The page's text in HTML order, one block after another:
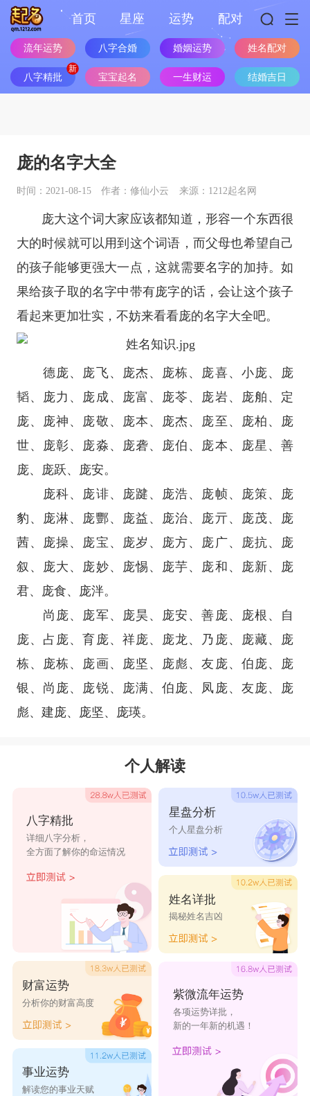
首页 星座 运势 配对
流年运势 八字合婚 婚姻运势 姓名配对
八字精批 宝宝起名 一生财运 结婚吉日
庞的名字大全
时间：2021-08-15 作者：修仙小云 来源：1212起名网
庞大这个词大家应该都知道，形容一个东西很
大的时候就可以用到这个词语，而父母也希望自己
的孩子能够更强大一点，这就需要名字的加持。如
果给孩子取的名字中带有庞字的话，会让这个孩子
看起来更加壮实，不妨来看看庞的名字大全吧。
德庞、庞飞、庞杰、庞栋、庞喜、小庞、庞
韬、庞力、庞成、庞富、庞苓、庞岩、庞舶、定
庞、庞神、庞敬、庞本、庞杰、庞至、庞柏、庞
世、庞彰、庞淼、庞砻、庞伯、庞本、庞星、善
庞、庞跃、庞安。
庞科、庞诽、庞踺、庞浩、庞帧、庞策、庞
豹、庞淋、庞酆、庞益、庞治、庞亓、庞茂、庞
茜、庞操、庞宝、庞岁、庞方、庞广、庞抗、庞
叙、庞大、庞妙、庞惕、庞芋、庞和、庞新、庞
君、庞食、庞泮。
尚庞、庞军、庞昊、庞安、善庞、庞根、自
庞、占庞、育庞、祥庞、庞龙、乃庞、庞藏、庞
栋、庞栋、庞画、庞坚、庞彪、友庞、伯庞、庞
银、尚庞、庞锐、庞满、伯庞、凤庞、友庞、庞
彪、建庞、庞坚、庞瑛。
个人解读
八字精批
详细八字分析，
全方面了解你的命运情况
财富运势
分析你的财富高度
事业运势
解读您的事业天赋
星盘分析
个人星盘分析
姓名详批
揭秘姓名吉凶
紫微流年运势
各项运势详批，
新的一年新的机遇！